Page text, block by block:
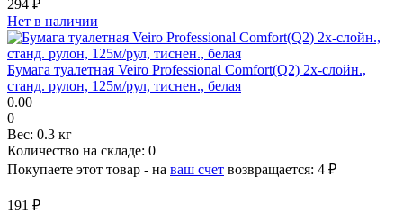
294 ₽
Нет в наличии
Бумага туалетная Veiro Professional Comfort(Q2) 2х-слойн.,
станд. рулон, 125м/рул, тиснен., белая
0.00
0
Вес: 0.3 кг
Количество на складе: 0
Покупаете этот товар - на ваш счет возвращается: 4 ₽
191 ₽